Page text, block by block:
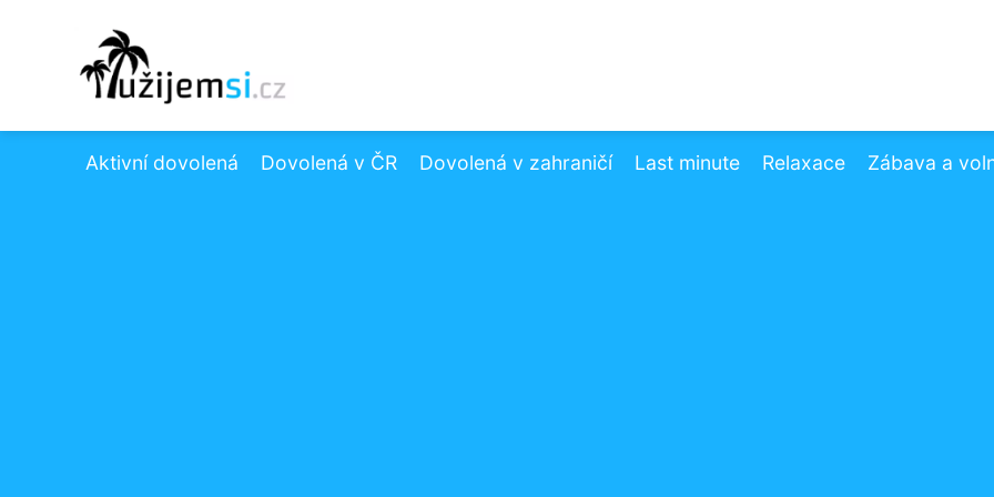
Aktivní dovolená Dovolená v ČR Dovolená v zahraničí Last minute Relaxace Zábava a